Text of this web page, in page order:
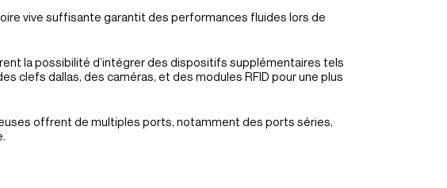
vive suffisante garantit des performances fluides lors de
la possibilité d’intégrer des dispositifs supplémentaires tels
clefs dallas, des caméras, et des modules RFID pour une plus
offrent de multiples ports, notamment des ports séries,